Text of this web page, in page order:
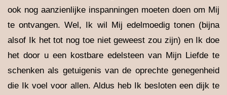
ook nog aanzienlijke inspanningen moeten doen om Mij
te ontvangen. Wel, Ik wil Mij edelmoedig tonen (bijna
alsof Ik het tot nog toe niet geweest zou zijn) en Ik doe
het door u een kostbare edelsteen van Mijn Liefde te
schenken als getuigenis van de oprechte genegenheid
die Ik voel voor allen. Aldus heb Ik besloten een dijk te